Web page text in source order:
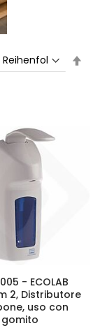
- ECOLAB
2, Distributore
uso con
gomito